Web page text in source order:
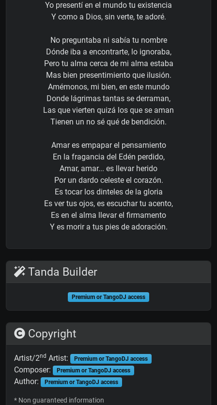
Yo presentí en el mundo tu existencia
Y como a Dios, sin verte, te adoré.
No preguntaba ni sabía tu nombre
Dónde iba a encontrarte, lo ignoraba,
Pero tu alma cerca de mi alma estaba
Mas bien presentimiento que ilusión.
Amémonos, mi bien, en este mundo
Donde lágrimas tantas se derraman,
Las que vierten quizá los que se aman
Tienen un no sé qué de bendición.
Amar es empapar el pensamiento
En la fragancia del Edén perdido,
Amar, amar... es llevar herido
Por un dardo celeste el corazón.
Es tocar los dinteles de la gloria
Es ver tus ojos, es escuchar tu acento,
Es en el alma llevar el firmamento
Y es morir a tus pies de adoración.
Tanda Builder
Premium or TangoDJ access
Copyright
Artist/2nd Artist: Premium or TangoDJ access
Composer: Premium or TangoDJ access
Author: Premium or TangoDJ access
* Non guaranteed information